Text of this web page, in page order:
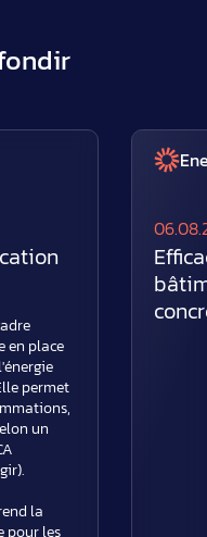
en place
permet
un
la
pour les